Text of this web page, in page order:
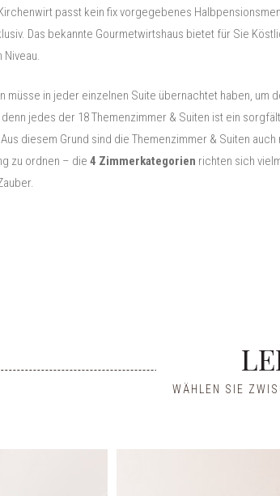
passt kein fix vorgegebenes
Das bekannte Gourmetwirtshaus bietet für Sie
müsse in jeder einzelnen Suite übernachtet haben, um
jedes der 18 Themenzimmer & Suiten ist ein
diesem Grund sind die Themenzimmer & Suiten auch
zu ordnen – die 4 Zimmerkategorien richten sich
WÄHLEN SIE